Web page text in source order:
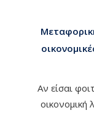
Αν είσαι
οικονομική